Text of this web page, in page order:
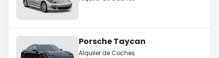
Porsche Taycan
Alquiler de Coches